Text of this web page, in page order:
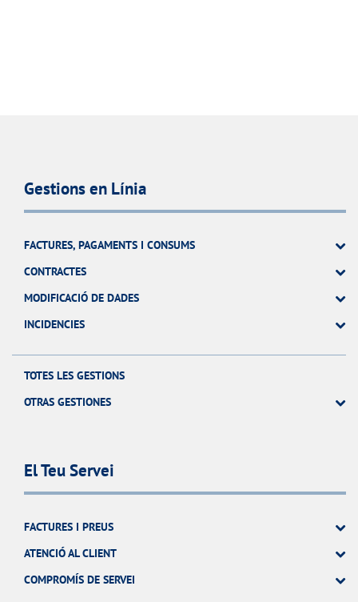
Gestions en Línia
FACTURES, PAGAMENTS I CONSUMS
CONTRACTES
MODIFICACIÓ DE DADES
INCIDENCIES
TOTES LES GESTIONS
OTRAS GESTIONES
El Teu Servei
FACTURES I PREUS
ATENCIÓ AL CLIENT
COMPROMÍS DE SERVEI